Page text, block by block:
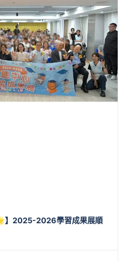
】2025-2026學習成果展順